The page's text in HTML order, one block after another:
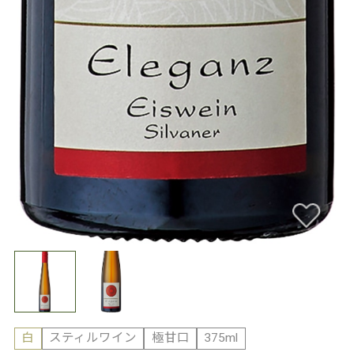
白 スティルワイン 極甘口
375ml